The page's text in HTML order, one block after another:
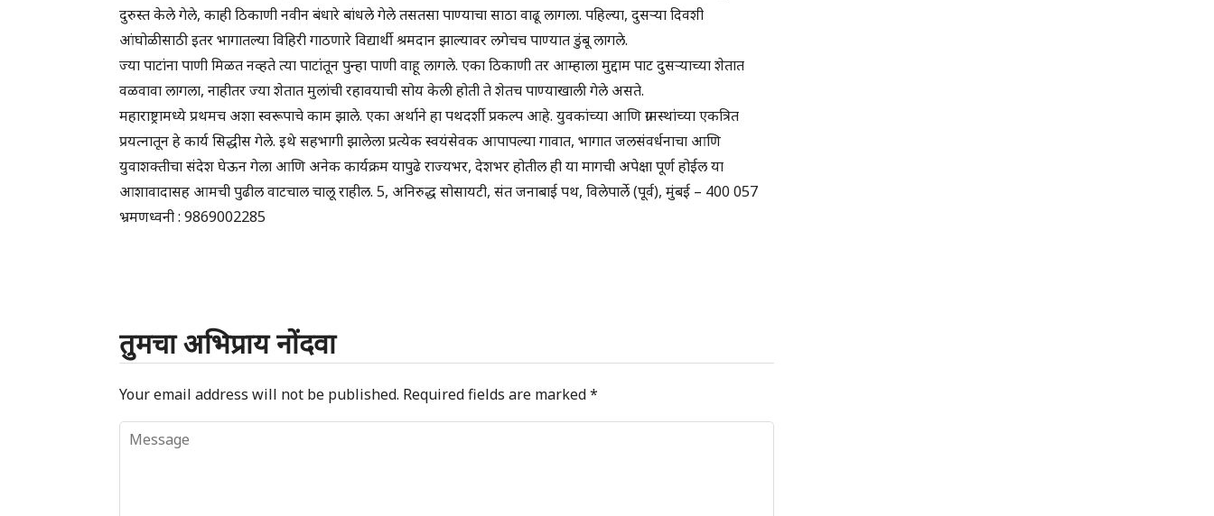
दुरुस्त केले गेले, काही ठिकाणी नवीन बंधारे बांधले गेले तसतसा पाण्याचा साठा वाढू लागला. पहिल्या, दुसऱ्या दिवशी
आंघोळीसाठी इतर भागातल्या विहिरी गाठणारे विद्यार्थी श्रमदान झाल्यावर लगेचच पाण्यात डुंबू लागले.
ज्या पाटांना पाणी मिळत नव्हते त्या पाटांतून पुन्हा पाणी वाहू लागले. एका ठिकाणी तर आम्हाला मुद्दाम पाट दुसऱ्याच्या शेतात
वळवावा लागला, नाहीतर ज्या शेतात मुलांची रहावयाची सोय केली होती ते शेतच पाण्याखाली गेले असते.
महाराष्ट्रामध्ये प्रथमच अशा स्वरूपाचे काम झाले. एका अर्थाने हा पथदर्शी प्रकल्प आहे. युवकांच्या आणि ग्रामस्थांच्या एकत्रित
प्रयत्नातून हे कार्य सिद्धीस गेले. इथे सहभागी झालेला प्रत्येक स्वयंसेवक आपापल्या गावात, भागात जलसंवर्धनाचा आणि
युवाशक्तीचा संदेश घेऊन गेला आणि अनेक कार्यक्रम यापुढे राज्यभर, देशभर होतील ही या मागची अपेक्षा पूर्ण होईल या
आशावादासह आमची पुढील वाटचाल चालू राहील. 5, अनिरुद्ध सोसायटी, संत जनाबाई पथ, विलेपार्ले (पूर्व), मुंबई – 400 057
भ्रमणध्वनी : 9869002285
तुमचा अभिप्राय नोंदवा
Your email address will not be published. Required fields are marked*